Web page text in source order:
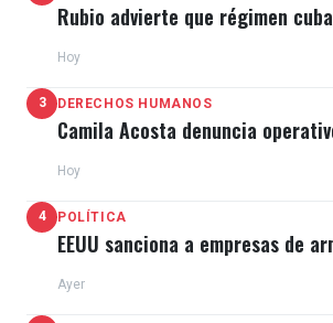
Rubio advierte que régimen
Hoy
3 DERECHOS HUMANOS
Camila Acosta denuncia
Hoy
4 POLÍTICA
EEUU sanciona a empresas de
Ayer